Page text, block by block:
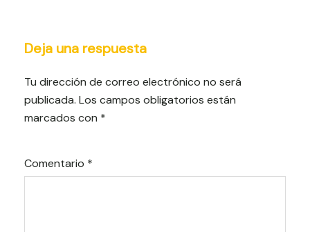
Deja una respuesta
Tu dirección de correo electrónico no será
publicada. Los campos obligatorios están
marcados con *
Comentario *